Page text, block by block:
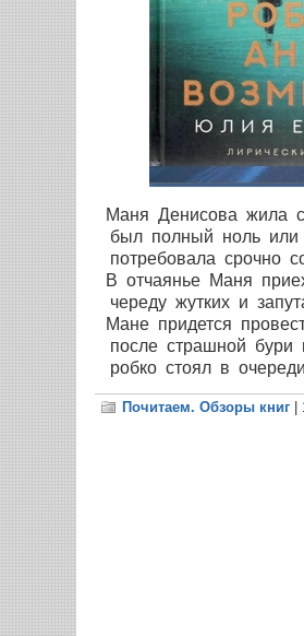
Маня Денисова жила
был полный ноль или
потребовала срочно
В отчаянье Маня
череду жутких и
Мане придется
после страшной бури
робко стоял в
Почитаем. Обзоры книг |